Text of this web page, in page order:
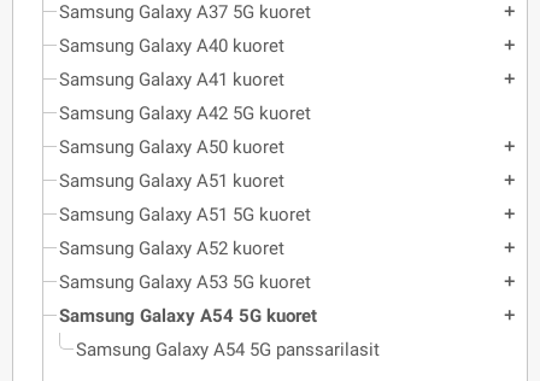
Samsung Galaxy A37 5G kuoret add
Samsung Galaxy A40 kuoret add
Samsung Galaxy A41 kuoret add
Samsung Galaxy A42 5G kuoret
Samsung Galaxy A50 kuoret
add
Samsung Galaxy A51 kuoret add
Samsung Galaxy A51 5G kuoret add
Samsung Galaxy A52 kuoret add
Samsung Galaxy A53 5G kuoret add
Samsung Galaxy A54 5G kuoret add
Samsung Galaxy A54 5G panssarilasit